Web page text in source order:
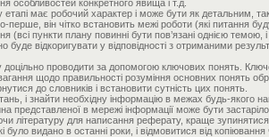
особливостей конкретного явища і т.д.
має робочий характер і може бути як детальним,
він чітко встановить межі роботи (які питання
(всі пункти плану повинні бути пов’язані однією темою,
відкоригувати у відповідності з отриманими
проводити за допомогою ключових понять.
щодо правильності розуміння основних понять
до словників і встановити сутність цих понять.
і знайти необхідну інформацію в межах будь-якого
в мережі інформації може бути
літературу для написання реферату, краще
видано в останні роки, і відмовитися від